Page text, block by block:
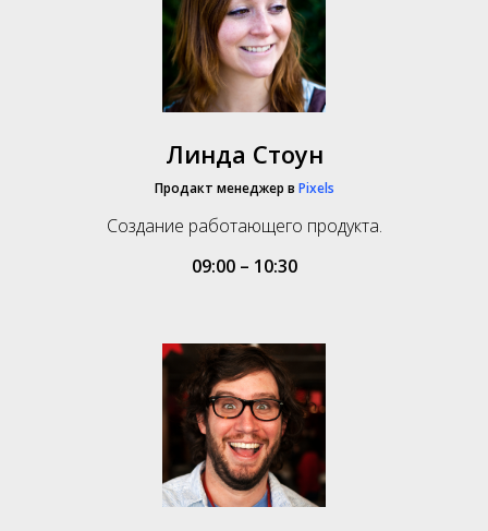
Линда Стоун
Продакт менеджер в Pixels
Создание работающего продукта.
09:00 – 10:30